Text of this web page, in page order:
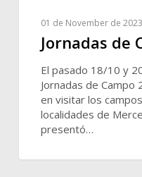
01 de November de 2023
Jornadas de
El pasado 18/10 y
Jornadas de Campo
en visitar los
localidades de
presentó…